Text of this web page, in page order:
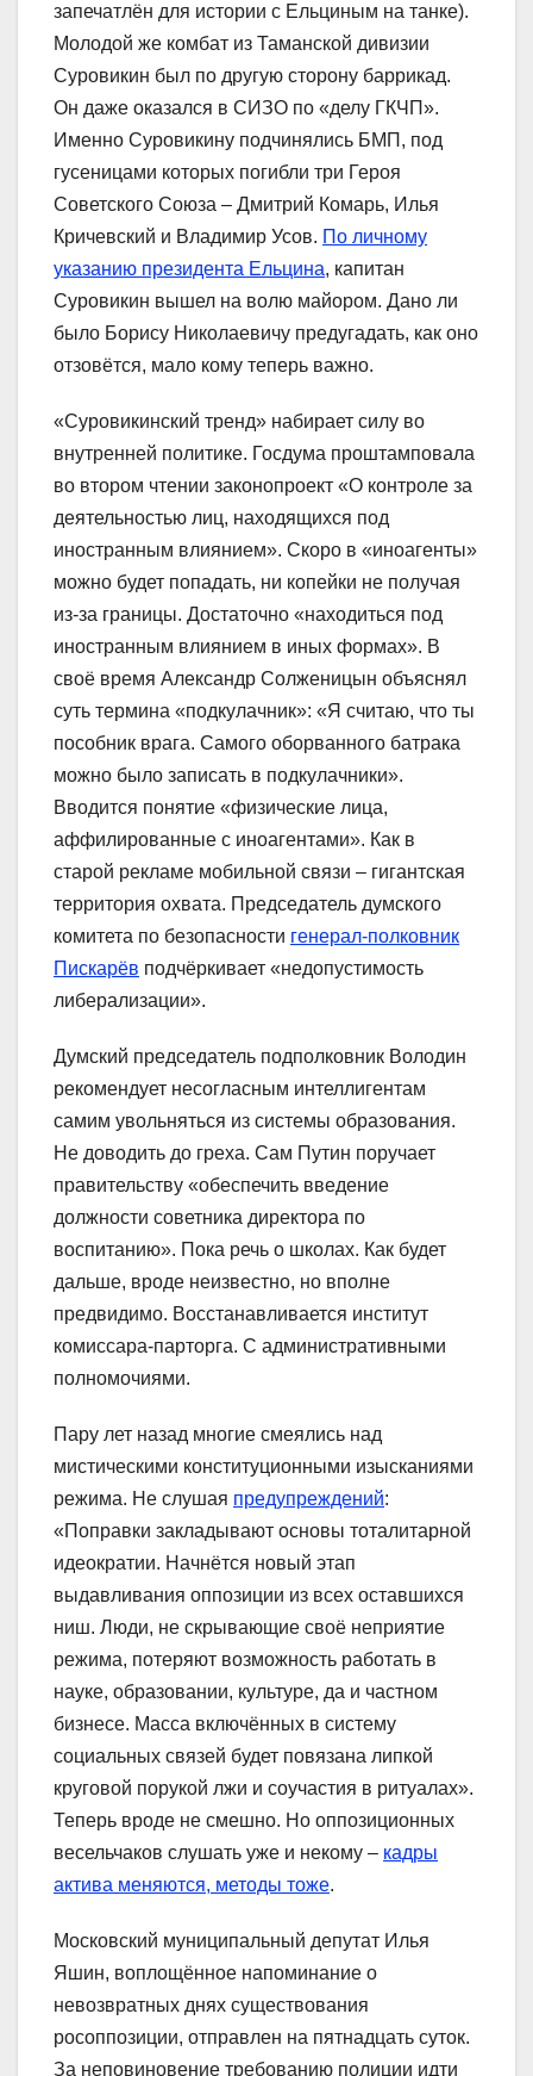
запечатлён для истории с Ельциным на танке).
Молодой же комбат из Таманской дивизии
Суровикин был по другую сторону баррикад.
Он даже оказался в СИЗО по «делу ГКЧП».
Именно Суровикину подчинялись БМП, под
гусеницами которых погибли три Героя
Советского Союза – Дмитрий Комарь, Илья
Кричевский и Владимир Усов. По личному
указанию президента Ельцина, капитан
Суровикин вышел на волю майором. Дано ли
было Борису Николаевичу предугадать, как оно
отзовётся, мало кому теперь важно.
«Суровикинский тренд» набирает силу во
внутренней политике. Госдума проштамповала
во втором чтении законопроект «О контроле за
деятельностью лиц, находящихся под
иностранным влиянием». Скоро в «иноагенты»
можно будет попадать, ни копейки не получая
из-за границы. Достаточно «находиться под
иностранным влиянием в иных формах». В
своё время Александр Солженицын объяснял
суть термина «подкулачник»: «Я считаю, что ты
пособник врага. Самого оборванного батрака
можно было записать в подкулачники».
Вводится понятие «физические лица,
аффилированные с иноагентами». Как в
старой рекламе мобильной связи – гигантская
территория охвата. Председатель думского
комитета по безопасности генерал-полковник
Пискарёв подчёркивает «недопустимость
либерализации».
Думский председатель подполковник Володин
рекомендует несогласным интеллигентам
самим увольняться из системы образования.
Не доводить до греха. Сам Путин поручает
правительству «обеспечить введение
должности советника директора по
воспитанию». Пока речь о школах. Как будет
дальше, вроде неизвестно, но вполне
предвидимо. Восстанавливается институт
комиссара-парторга. С административными
полномочиями.
Пару лет назад многие смеялись над
мистическими конституционными изысканиями
режима. Не слушая предупреждений:
«Поправки закладывают основы тоталитарной
идеократии. Начнётся новый этап
выдавливания оппозиции из всех оставшихся
ниш. Люди, не скрывающие своё неприятие
режима, потеряют возможность работать в
науке, образовании, культуре, да и частном
бизнесе. Масса включённых в систему
социальных связей будет повязана липкой
круговой порукой лжи и соучастия в ритуалах».
Теперь вроде не смешно. Но оппозиционных
весельчаков слушать уже и некому – кадры
актива меняются, методы тоже.
Московский муниципальный депутат Илья
Яшин, воплощённое напоминание о
невозвратных днях существования
росоппозиции, отправлен на пятнадцать суток.
За неповиновение требованию полиции идти